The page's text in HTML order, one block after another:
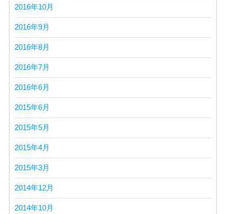
2016年10月
2016年9月
2016年8月
2016年7月
2016年6月
2015年6月
2015年5月
2015年4月
2015年3月
2014年12月
2014年10月